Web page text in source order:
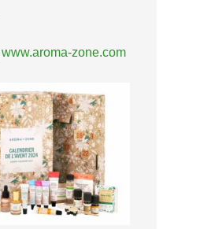
www.aroma-zone.com